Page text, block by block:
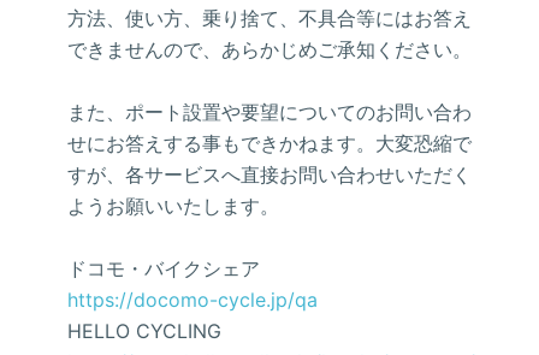
方法、使い方、乗り捨て、不具合等にはお答え
できませんので、あらかじめご承知ください。
また、ポート設置や要望についてのお問い合わ
せにお答えする事もできかねます。大変恐縮で
すが、各サービスへ直接お問い合わせいただく
ようお願いいたします。
ドコモ・バイクシェア
https://docomo-cycle.jp/qa
HELLO CYCLING